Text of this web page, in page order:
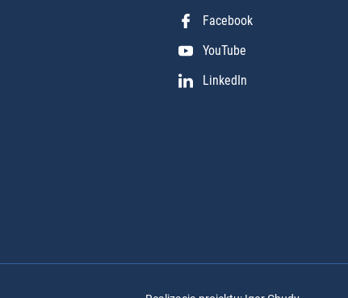
Facebook
YouTube
LinkedIn